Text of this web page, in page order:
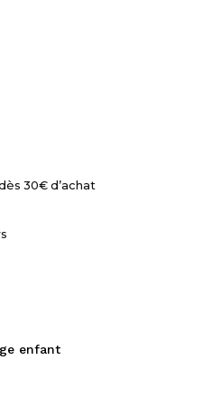
30€ d’achat
enfant